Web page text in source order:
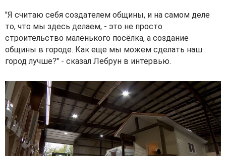
"Я считаю себя создателем общины, и на самом деле
то, что мы здесь делаем, - это не просто
строительство маленького посёлка, а создание
общины в городе. Как еще мы можем сделать наш
город лучше?" - сказал Лебрун в интервью.